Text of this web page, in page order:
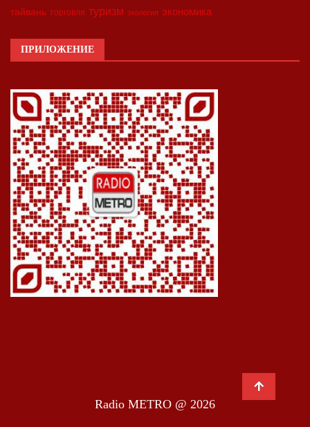
тайвань торговля туризм экология экономика
ПРИЛОЖЕНИЕ
Radio METRO @ 2026